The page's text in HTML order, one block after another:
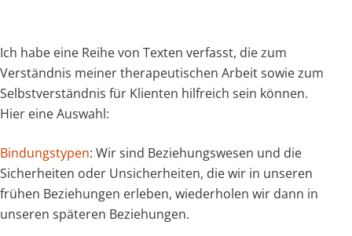
Ich habe eine Reihe von Texten verfasst, die zum
Verständnis meiner therapeutischen Arbeit sowie zum
Selbstverständnis für Klienten hilfreich sein können.
Hier eine Auswahl:
Bindungstypen: Wir sind Beziehungswesen und die
Sicherheiten oder Unsicherheiten, die wir in unseren
frühen Beziehungen erleben, wiederholen wir dann in
unseren späteren Beziehungen.